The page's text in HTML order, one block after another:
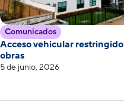
Comunicados
Acceso vehicular
obras
5 de junio, 2026